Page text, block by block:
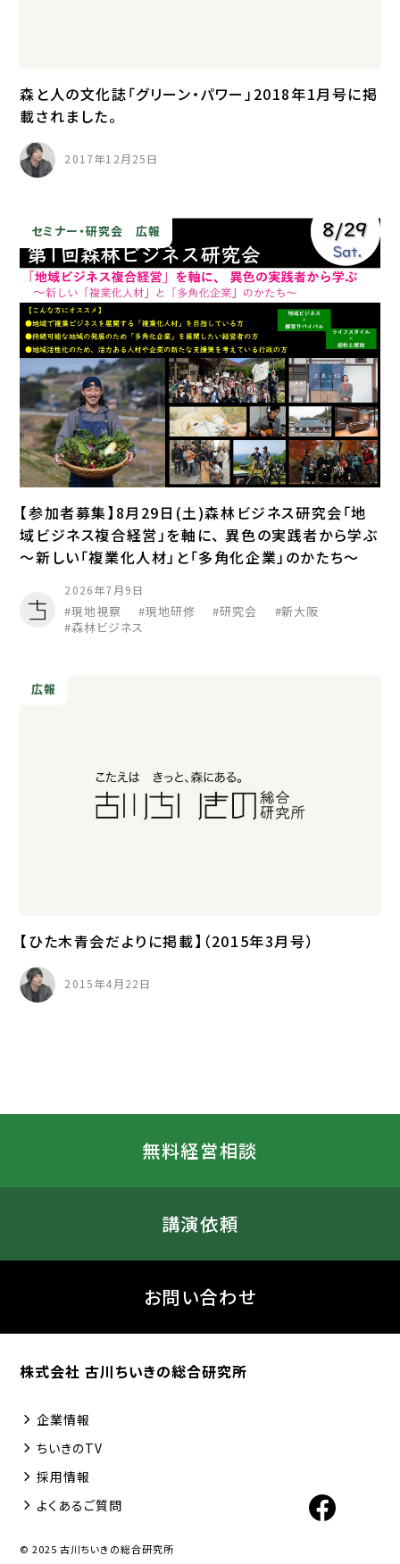
森と人の文化誌「グリーン・パワー」2018年1月号に掲
載されました。
2017年12月25日
セミナー・研究会 広報
【参加者募集】8月29日(土)森林ビジネス研究会「地
域ビジネス複合経営」を軸に、 異色の実践者から学ぶ
～新しい「複業化人材」と「多角化企業」のかたち～
2026年7月9日
現地視察 現地研修 研究会
新大阪
森林ビジネス
広報
【ひた木青会だよりに掲載】（2015年3月号）
2015年4月22日
無料経営相談
講演依頼
お問い合わせ
株式会社 古川ちいきの総合研究所
企業情報
ちいきのTV
採用情報
よくあるご質問
© 2025 古川ちいきの総合研究所